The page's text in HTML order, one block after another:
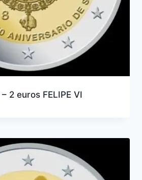
2 euros FELIPE VI